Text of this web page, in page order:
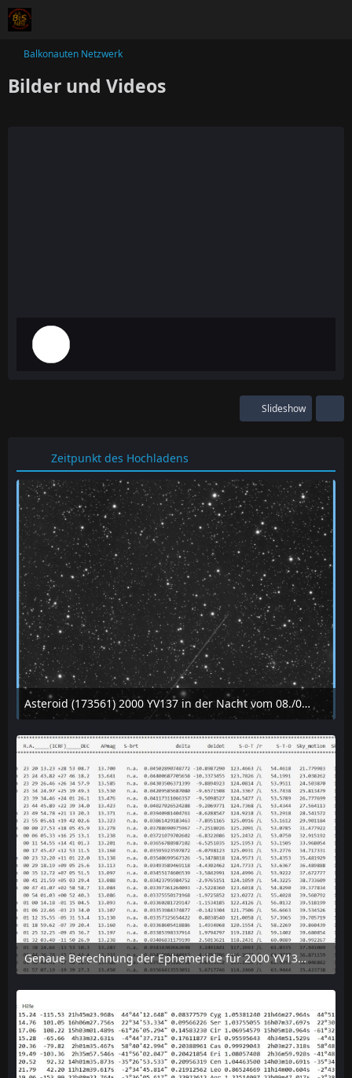
Balkonauten Netzwerk
Bilder und Videos
Slideshow
Zeitpunkt des Hochladens
Asteroid (173561) 2000 YV137 in der Nacht vom 08./09. 08. 2026
10. August 2026 um 18:01
Genaue Berechnung der Ephemeride für 2000 YV137 mit dem online-tool "Horizon" des JPL
6. August 2026 um 15:38